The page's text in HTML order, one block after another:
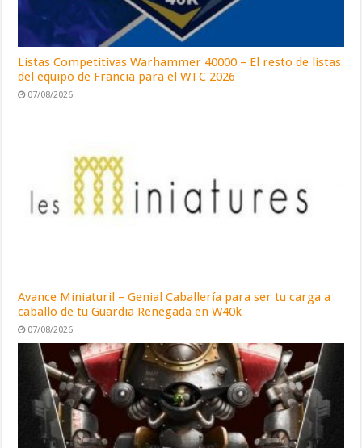
Listas Competitivas Warhammer 40000 – El resto de listas
del equipo de Francia para el WTC 2026
07/08/2026
Avance Miniaturil – Genial Caballería para ser tu carga a
caballo de tu Guardia Renegada en W40k
07/08/2026